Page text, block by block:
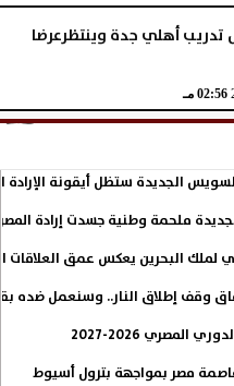
أهلي جدة وينتظرعرضا
02:56 مـ
الجديدة ستظل أيقونة الإرادة
ملحمة وطنية جسدت إرادة
البحرين يعكس عمق العلاقات
وقف إطلاق النار.. وسنعمل ضده
2026-2027
مصر بمواجهة بترول أسيوط